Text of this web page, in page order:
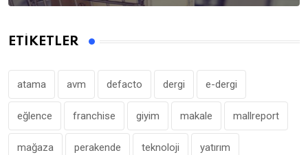
ETIKETLER
atama avm defacto dergi e-dergi
eğlence franchise giyim makale mallreport
mağaza perakende teknoloji yatırım